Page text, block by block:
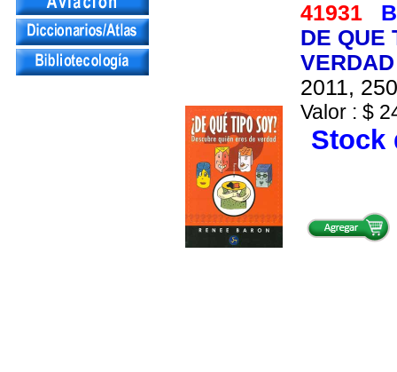
41931
DE QUE
VERDAD
2011,
Valor : $
Stock